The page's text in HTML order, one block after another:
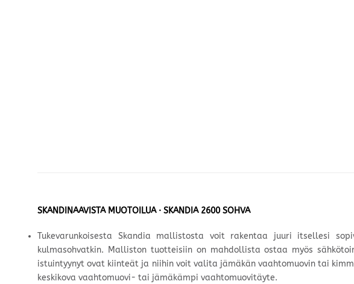
SKANDINAAVISTA MUOTOILUA · SKANDIA 2600 SOHVA
Tukevarunkoisesta Skandia mallistosta voit rakentaa juuri itsellesi
kulmasohvatkin. Malliston tuotteisiin on mahdollista ostaa myös
istuintyynyt ovat kiinteät ja niihin voit valita jämäkän vaahtomuovin tai
keskikova vaahtomuovi- tai jämäkämpi vaahtomuovitäyte.